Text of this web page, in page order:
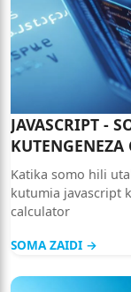
JAVASCRIPT -
CHA HESABU
Katika somo hili
kutumia javascript
calculator
SOMA ZAIDI →